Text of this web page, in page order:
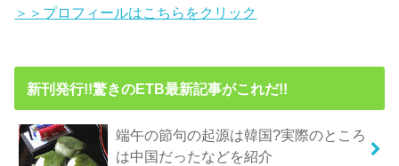
＞＞プロフィールはこちらをクリック
新刊発行!!驚きのETB最新記事がこれだ!!
端午の節句の起源は韓国?実際のところ
は中国だったなどを紹介